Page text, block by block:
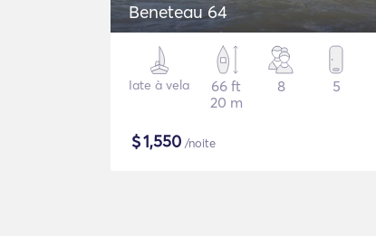
Beneteau 64
Iate à vela
66 ft
20 m
8 5
$1,550 /noite